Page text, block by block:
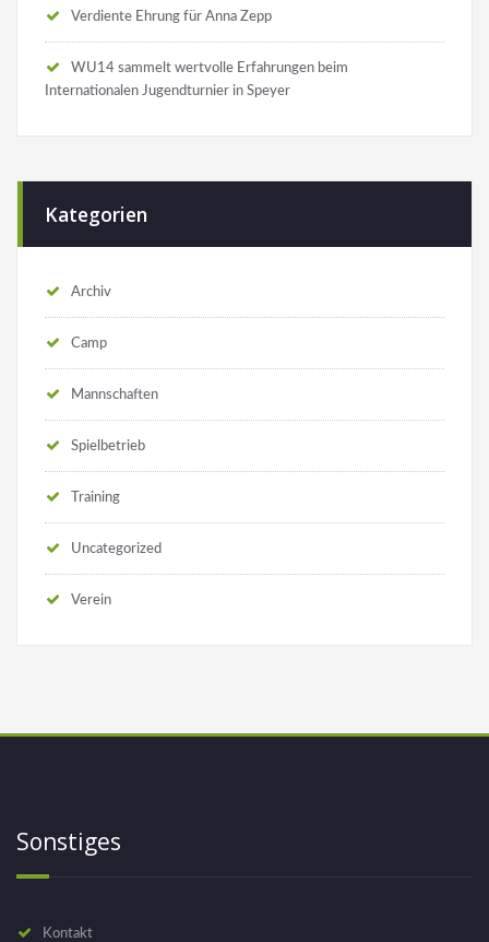
Verdiente Ehrung für Anna Zepp
WU14 sammelt wertvolle Erfahrungen beim
Internationalen Jugendturnier in Speyer
Kategorien
Archiv
Camp
Mannschaften
Spielbetrieb
Training
Uncategorized
Verein
Sonstiges
Kontakt